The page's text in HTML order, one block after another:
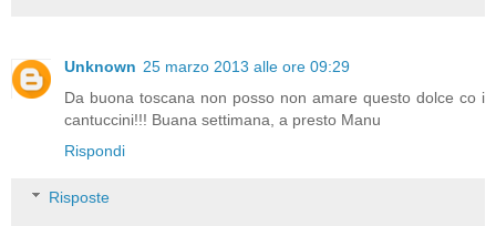
Unknown 25 marzo 2013 alle ore 09:29
Da buona toscana non posso non amare questo dolce co i
cantuccini!!! Buana settimana, a presto Manu
Rispondi
Risposte